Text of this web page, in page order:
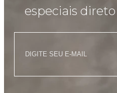
especiais